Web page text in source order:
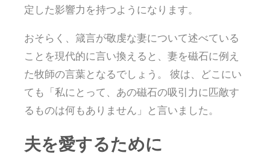
定した影響力を持つようになります。
おそらく、箴言が敬虔な妻について述べている
ことを現代的に言い換えると、妻を磁石に例え
た牧師の言葉となるでしょう。 彼は、どこにい
ても「私にとって、あの磁石の吸引力に匹敵す
るものは何もありません」と言いました。
夫を愛するために